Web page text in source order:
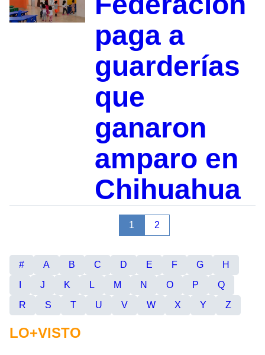
paga a
guarderías
que
ganaron
amparo en
Chihuahua
1 2
# A B C D E F G
H
J K L M N O P
Q
R
S T U V W X Y Z
LO+VISTO